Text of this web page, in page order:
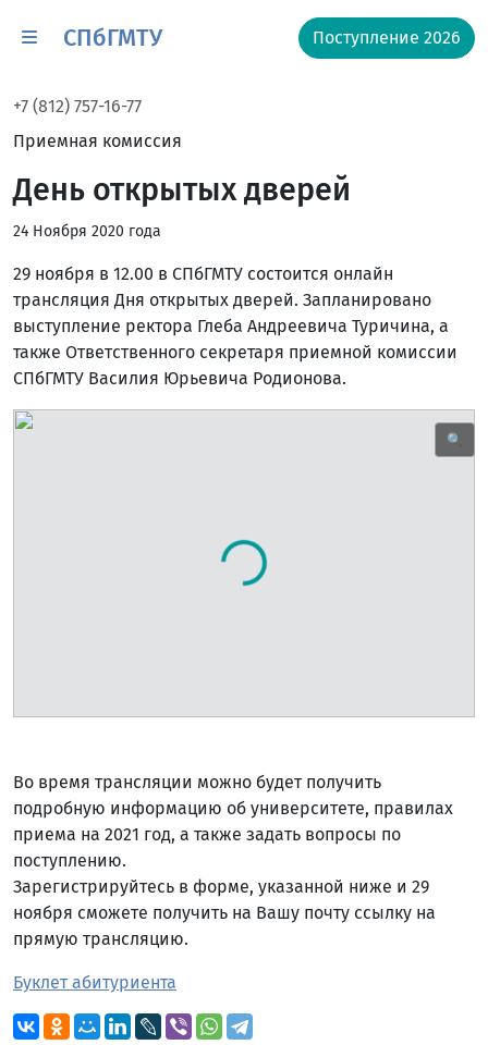
СПбГМТУ Поступление 2026
+7 (812) 757-16-77
Приемная комиссия
День открытых дверей
24 Ноября 2020 года
29 ноября в 12.00 в СПбГМТУ состоится онлайн
трансляция Дня открытых дверей. Запланировано
выступление ректора Глеба Андреевича Туричина, а
также Ответственного секретаря приемной комиссии
СПбГМТУ Василия Юрьевича Родионова.
🔍
Во время трансляции можно будет получить
подробную информацию об университете, правилах
приема на 2021 год, а также задать вопросы по
поступлению.
Зарегистрируйтесь в форме, указанной ниже и 29
ноября сможете получить на Вашу почту ссылку на
прямую трансляцию.
Буклет абитуриента